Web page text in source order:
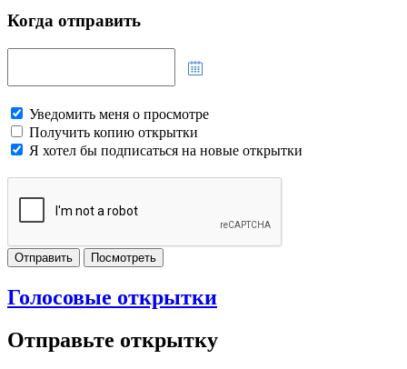
Когда отправить
Уведомить меня о просмотре
Получить копию открытки
Я хотел бы подписаться на новые открытки
Отправить Посмотреть
Голосовые открытки
Отправьте открытку